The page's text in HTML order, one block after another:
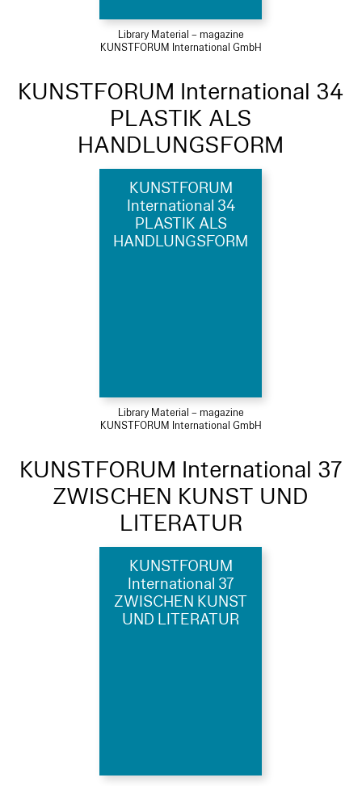
Library Material – magazine
KUNSTFORUM International GmbH
KUNSTFORUM International 34
PLASTIK ALS
HANDLUNGSFORM
KUNSTFORUM
International 34
PLASTIK ALS
HANDLUNGSFORM
Library Material – magazine
KUNSTFORUM International GmbH
KUNSTFORUM International 37
ZWISCHEN KUNST UND
LITERATUR
KUNSTFORUM
International 37
ZWISCHEN KUNST
UND LITERATUR